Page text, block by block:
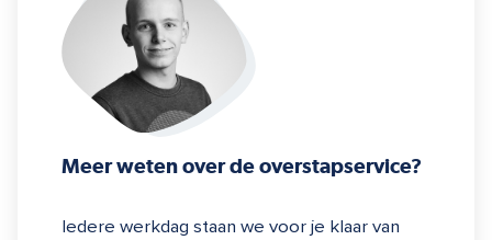
Meer weten over de overstapservice?
Iedere werkdag staan we voor je klaar van